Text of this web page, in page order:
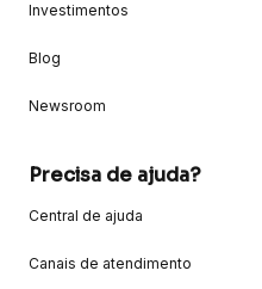
Investimentos
Blog
Newsroom
Precisa de ajuda?
Central de ajuda
Canais de atendimento